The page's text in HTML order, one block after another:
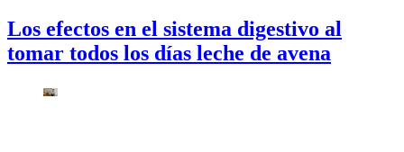
Los efectos en el sistema digestivo al
tomar todos los días leche de avena